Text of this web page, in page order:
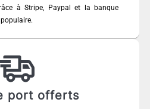
à Stripe, Paypal et la banque
populaire.
port offerts